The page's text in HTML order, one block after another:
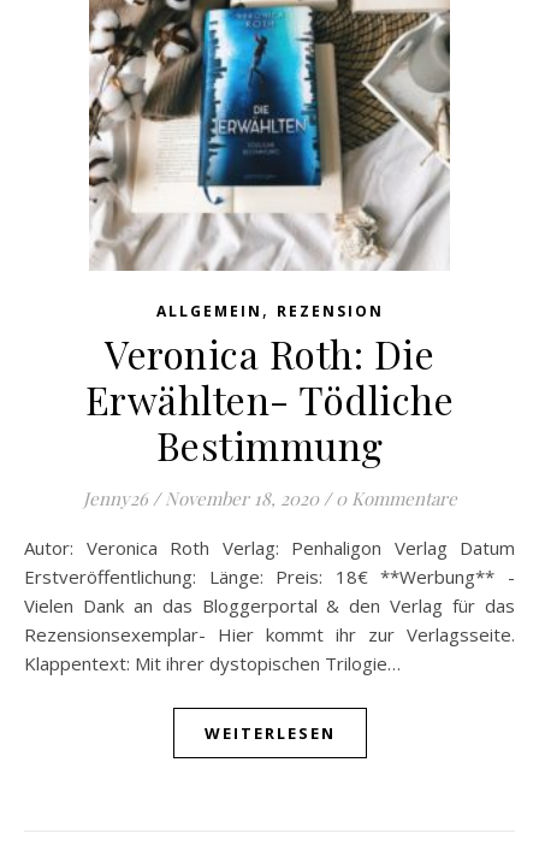
ALLGEMEIN , REZENSION
Veronica Roth: Die
Erwählten- Tödliche
Bestimmung
Jenny26 / November 18, 2020 / 0 Kommentare
Autor: Veronica Roth Verlag: Penhaligon Verlag Datum
Erstveröffentlichung: Länge: Preis: 18€ **Werbung** -
Vielen Dank an das Bloggerportal & den Verlag für das
Rezensionsexemplar- Hier kommt ihr zur Verlagsseite.
Klappentext: Mit ihrer dystopischen Trilogie…
WEITERLESEN